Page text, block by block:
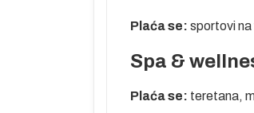
Plaća se: sportovi na
Spa &
Plaća se: teretana,